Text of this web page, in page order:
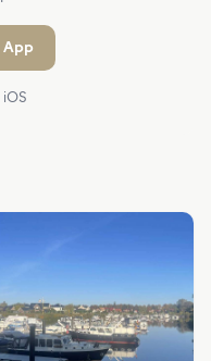
App
iOS